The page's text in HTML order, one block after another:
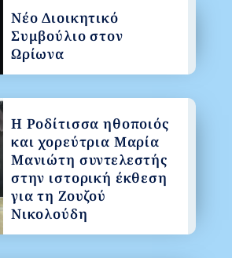
Νέο Διοικητικό
Συμβούλιο στον
Ωρίωνα
Η Ροδίτισσα ηθοποιός
και χορεύτρια Μαρία
Μανιώτη συντελεστής
στην ιστορική έκθεση
για τη Ζουζού
Νικολούδη